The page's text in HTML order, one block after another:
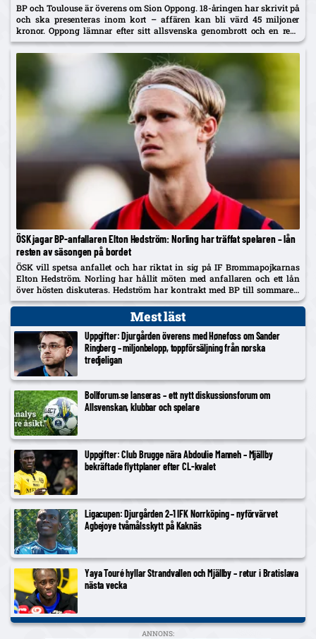
BP och Toulouse är överens om Sion Oppong. 18-åringen har skrivit på
och ska presenteras inom kort – affären kan bli värd 45 miljoner
kronor. Oppong lämnar efter sitt allsvenska genombrott och en resa
som började i BP som fyraåring.
ÖSK jagar BP-anfallaren Elton Hedström: Norling har träffat spelaren – lån
resten av säsongen på bordet
ÖSK vill spetsa anfallet och har riktat in sig på IF Brommapojkarnas
Elton Hedström. Norling har hållit möten med anfallaren och ett lån
över hösten diskuteras. Hedström har kontrakt med BP till sommaren
2029 och uppges även vara på radarn...
Mest läst
Uppgifter: Djurgården överens med Hønefoss om Sander
Ringberg – miljonbelopp, toppförsäljning från norska
tredjeligan
Bollforum.se lanseras – ett nytt diskussionsforum om
Allsvenskan, klubbar och spelare
Uppgifter: Club Brugge nära Abdoulie Manneh – Mjällby
bekräftade flyttplaner efter CL-kvalet
Ligacupen: Djurgården 2–1 IFK Norrköping – nyförvärvet
Agbejoye tvåmålsskytt på Kaknäs
Yaya Touré hyllar Strandvallen och Mjällby – retur i Bratislava
nästa vecka
ANNONS: